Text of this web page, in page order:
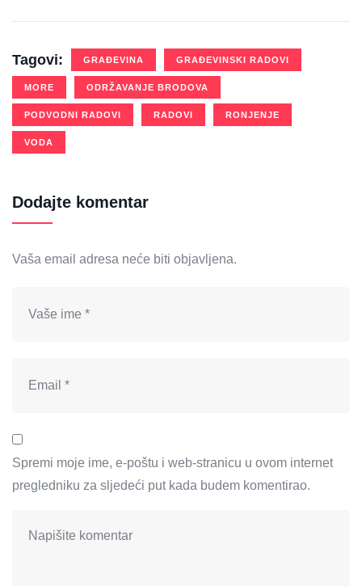
Tagovi: GRAĐEVINA GRAĐEVINSKI RADOVI
MORE ODRŽAVANJE BRODOVA
PODVODNI RADOVI RADOVI RONJENJE
VODA
Dodajte komentar
Vaša email adresa neće biti objavljena.
Spremi moje ime, e-poštu i web-stranicu u ovom internet
pregledniku za sljedeći put kada budem komentirao.